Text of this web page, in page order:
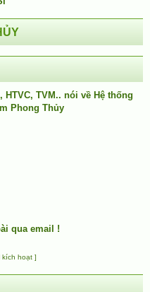
HTVC, TVM.. nói về Hệ thống
Phong Thủy
qua email !
kích hoạt ]